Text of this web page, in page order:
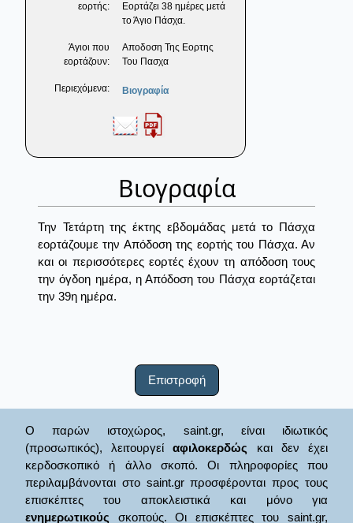
εορτής:
Εορτάζει 38 ημέρες μετά
το Άγιο Πάσχα.
Άγιοι που
εορτάζουν:
Αποδοση Της Εορτης
Του Πασχα
Περιεχόμενα: Βιογραφία
Βιογραφία
Την Τετάρτη της έκτης εβδομάδας μετά το Πάσχα
εορτάζουμε την Απόδοση της εορτής του Πάσχα. Αν
και οι περισσότερες εορτές έχουν τη απόδοση τους
την όγδοη ημέρα, η Απόδοση του Πάσχα εορτάζεται
την 39η ημέρα.
Επιστροφή
Ο παρών ιστοχώρος, saint.gr, είναι ιδιωτικός
(προσωπικός), λειτουργείαφιλοκερδώς και δεν έχει
κερδοσκοπικό ή άλλο σκοπό. Οι πληροφορίες που
περιλαμβάνονται στο saint.gr προσφέρονται προς τους
επισκέπτες του αποκλειστικά και μόνο για
ενημερωτικούς σκοπούς. Οι επισκέπτες του saint.gr,